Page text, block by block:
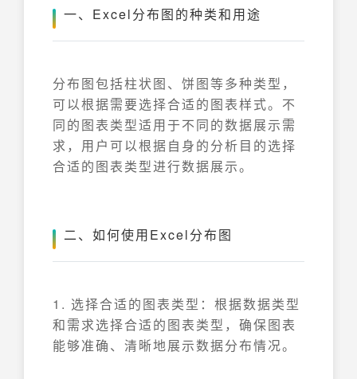
一、Excel分布图的种类和用途
分布图包括柱状图、饼图等多种类型，
可以根据需要选择合适的图表样式。不
同的图表类型适用于不同的数据展示需
求，用户可以根据自身的分析目的选择
合适的图表类型进行数据展示。
二、如何使用Excel分布图
1. 选择合适的图表类型：根据数据类型
和需求选择合适的图表类型，确保图表
能够准确、清晰地展示数据分布情况。